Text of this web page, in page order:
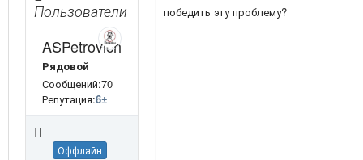
Пользователи
ASPetrovich
Рядовой
Сообщений:70
Репутация:6±
Оффлайн
победить эту проблему?